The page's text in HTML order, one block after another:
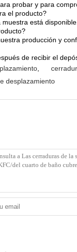
probar y para
el producto?
está disponible.
producción y
de recibir el
desplazamiento